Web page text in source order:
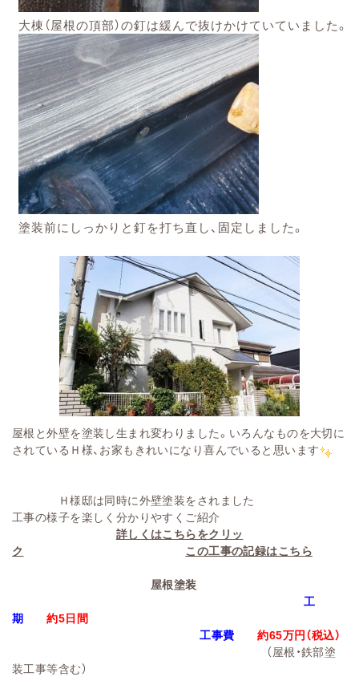
大棟（屋根の頂部）の釘は緩んで抜けかけていていました。
塗装前にしっかりと釘を打ち直し、固定しました。
屋根と外壁を塗装し生まれ変わりました。いろんなものを大切に
されているＨ様、お家もきれいになり喜んでいると思います
Ｈ様邸は同時に外壁塗装をされました
工事の様子を楽しく分かりやすくご紹介
詳しくはこちらをクリッ
ク
この工事の記録はこちら
屋根塗装
工
期
約5日間
工事費
約65万円（税込）
（屋根・鉄部塗
装工事等含む）